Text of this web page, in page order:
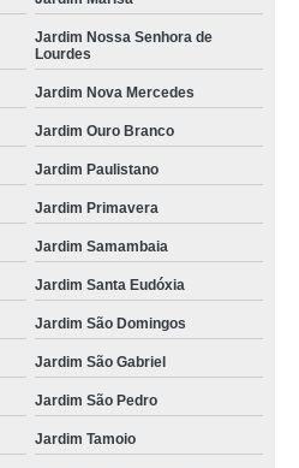
Jardim Nossa Senhora de
Lourdes
Jardim Nova Mercedes
Jardim Ouro Branco
Jardim Paulistano
Jardim Primavera
Jardim Samambaia
Jardim Santa Eudóxia
Jardim São Domingos
Jardim São Gabriel
Jardim São Pedro
Jardim Tamoio